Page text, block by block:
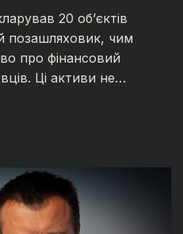
20 об’єктів
позашляховик, чим
про фінансовий
Ці активи не…